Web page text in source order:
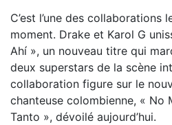
C’est l’une des collaborations
moment. Drake et Karol G
Ahí », un nouveau titre qui
deux superstars de la scène
collaboration figure sur le
chanteuse colombienne, « No
Tanto », dévoilé aujourd’hui.